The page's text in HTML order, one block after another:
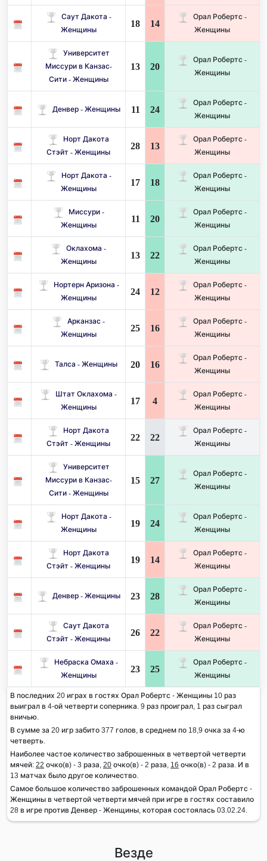
Саут Дакота -
Женщины
18 14
Орал Робертс -
Женщины
Университет
Миссури в Канзас-
Сити - Женщины
13 20
Орал Робертс -
Женщины
Денвер - Женщины 11 24
Орал Робертс -
Женщины
Норт Дакота
Стэйт - Женщины
28 13
Орал Робертс -
Женщины
Норт Дакота -
Женщины
17 18
Орал Робертс -
Женщины
Миссури -
Женщины
11 20
Орал Робертс -
Женщины
Оклахома -
Женщины
13 22
Орал Робертс -
Женщины
Нортерн Аризона -
Женщины
24 12
Орал Робертс -
Женщины
Арканзас -
Женщины
25 16
Орал Робертс -
Женщины
Талса - Женщины 20 16
Орал Робертс -
Женщины
Штат Оклахома -
Женщины
17 4
Орал Робертс -
Женщины
Норт Дакота
Стэйт - Женщины
22 22
Орал Робертс -
Женщины
Университет
Миссури в Канзас-
Сити - Женщины
15 27
Орал Робертс -
Женщины
Норт Дакота -
Женщины
19 24
Орал Робертс -
Женщины
Норт Дакота
Стэйт - Женщины
19 14
Орал Робертс -
Женщины
Денвер - Женщины 23 28
Орал Робертс -
Женщины
Саут Дакота
Стэйт - Женщины
26 22
Орал Робертс -
Женщины
Небраска Омаха -
Женщины
23 25
Орал Робертс -
Женщины
В последних 20 играх в гостях Орал Робертс - Женщины 10 раз
выиграл в 4-ой четверти соперника. 9 раз проиграл, 1 раз сыграл
вничью.
В сумме за 20 игр забито 377 голов, в среднем по 18,9 очка за 4-ю
четверть.
Наиболее частое количество заброшенных в четвертой четверти
мячей: 22 очко(в) - 3 раза, 20 очко(в) - 2 раза, 16 очко(в) - 2 раза. И в
13 матчах было другое количество.
Самое большое количество заброшенных командой Орал Робертс -
Женщины в четвертой четверти мячей при игре в гостях составило
28 в игре против Денвер - Женщины, которая состоялась 03.02.24.
Везде